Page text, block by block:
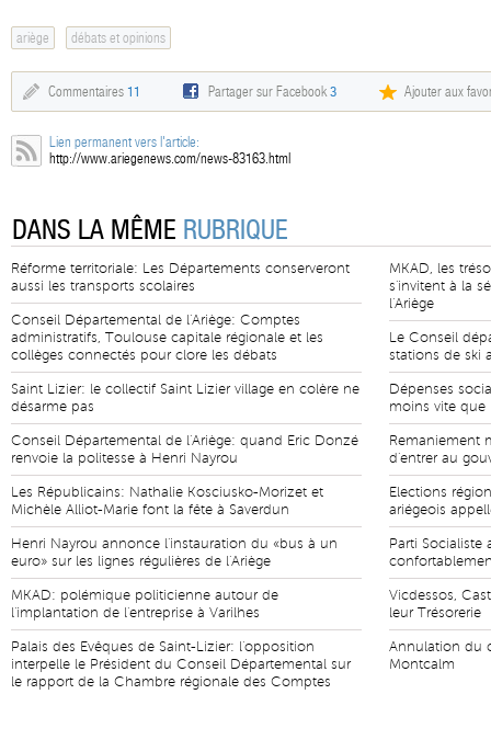
ariège débats et opinions
Commentaires 11 Partager sur Facebook3 Ajouter aux
Lien permanent vers l'article:
http://www.ariegenews.com/news-83163.html
DANS LA MÊME RUBRIQUE
Réforme territoriale: Les Départements conserveront
aussi les transports scolaires
Conseil Départemental de l'Ariège: Comptes
administratifs, Toulouse capitale régionale et les
collèges connectés pour clore les débats
Saint Lizier: le collectif Saint Lizier village en colère ne
désarme pas
Conseil Départemental de l'Ariège: quand Eric Donzé
renvoie la politesse à Henri Nayrou
Les Républicains: Nathalie Kosciusko-Morizet et
Michèle Alliot-Marie font la fête à Saverdun
Henri Nayrou annonce l'instauration du «bus à un
euro» sur les lignes régulières de l'Ariège
MKAD: polémique politicienne autour de
l'implantation de l'entreprise à Varilhes
Palais des Evêques de Saint-Lizier: l'opposition
interpelle le Président du Conseil Départemental sur
le rapport de la Chambre régionale des Comptes
MKAD, les
s'invitent à la
l'Ariège
Le Conseil
stations de ski
Dépenses
moins vite que
Remaniement
d'entrer au
Elections
ariégeois
Parti Socialiste
Vicdessos,
leur Trésorerie
Annulation du
Montcalm